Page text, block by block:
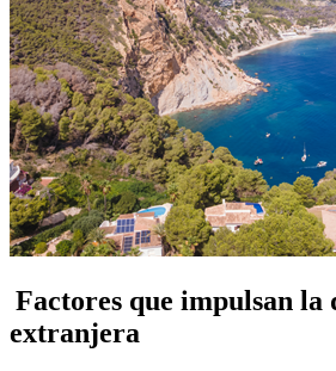
Factores que impulsan la
extranjera